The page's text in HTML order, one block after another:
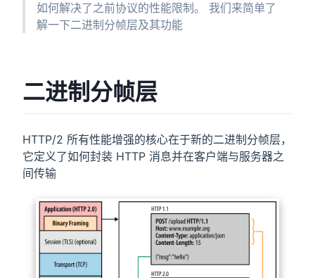
如何解决了之前协议的性能限制。 我们来简单了
解一下二进制分帧层及其功能
二进制分帧层
HTTP/2 所有性能增强的核心在于新的二进制分帧层，
它定义了如何封装 HTTP 消息并在客户端与服务器之
间传输